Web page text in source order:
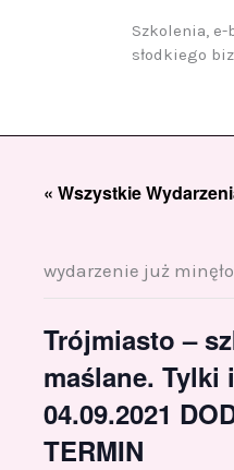
Szkolenia,
słodkiego
« Wszystkie
wydarzenie już
Trójmiasto –
maślane. Tylki
04.09.2021
TERMIN